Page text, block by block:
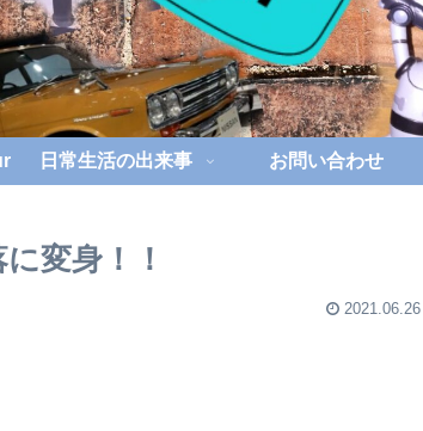
日常生活の出来事 お問い合わせ
変身！！
2021.06.26